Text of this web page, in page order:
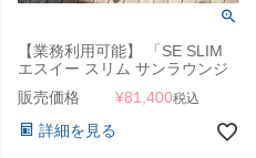
【業務利用可能】 「SE SLIM
エスイー スリム サンラウンジ
ャー＆クッション セット」 サ
マーベッド ビーチベッド コン
トラクト 業務用
販売価格 ¥81,400税込
詳細を見る